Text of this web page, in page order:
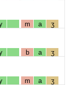
m a ʒ
b a ʒ
m a ʒ